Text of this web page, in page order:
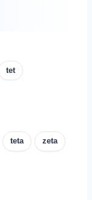
tet
teta zeta